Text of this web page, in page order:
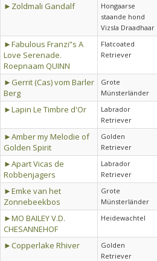
►Zoldmali Gandalf
Hongaarse
staande hond
Vizsla Draadhaar
►Fabulous Franzi”s A
Love Serenade.
Roepnaam QUINN
Flatcoated
Retriever
►Gerrit (Cas) vom Barler
Berg
Grote
Münsterländer
►Lapin Le Timbre d'Or
Labrador
Retriever
►Amber my Melodie of
Golden Spirit
Golden
Retriever
►Apart Vicas de
Robbenjagers
Labrador
Retriever
►Emke van het
Zonnebeekbos
Grote
Münsterländer
►MO BAILEY V.D.
CHESANNEHOF
Heidewachtel
►Copperlake Rhiver
Golden
Retriever